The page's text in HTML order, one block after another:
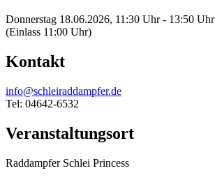
Donnerstag 18.06.2026, 11:30 Uhr - 13:50 Uhr
(Einlass 11:00 Uhr)
Kontakt
info@schleiraddampfer.de
Tel: 04642-6532
Veranstaltungsort
Raddampfer Schlei Princess